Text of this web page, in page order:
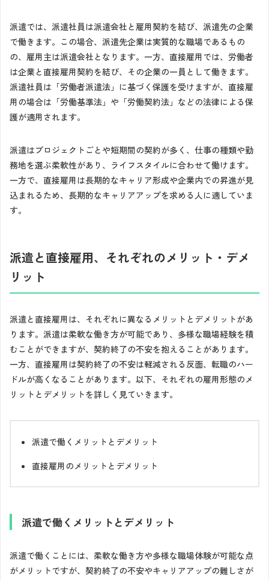
派遣では、派遣社員は派遣会社と雇用契約を結び、派遣先の企業
で働きます。この場合、派遣先企業は実質的な職場であるもの
の、雇用主は派遣会社となります。一方、直接雇用では、労働者
は企業と直接雇用契約を結び、その企業の一員として働きます。
派遣社員は「労働者派遣法」に基づく保護を受けますが、直接雇
用の場合は「労働基準法」や「労働契約法」などの法律による保
護が適用されます。
派遣はプロジェクトごとや短期間の契約が多く、仕事の種類や勤
務地を選ぶ柔軟性があり、ライフスタイルに合わせて働けます。
一方で、直接雇用は長期的なキャリア形成や企業内での昇進が見
込まれるため、長期的なキャリアアップを求める人に適していま
す。
派遣と直接雇用、それぞれのメリット・デメ
リット
派遣と直接雇用は、それぞれに異なるメリットとデメリットがあ
ります。派遣は柔軟な働き方が可能であり、多様な職場経験を積
むことができますが、契約終了の不安を抱えることがあります。
一方、直接雇用は契約終了の不安は軽減される反面、転職のハー
ドルが高くなることがあります。以下、それぞれの雇用形態のメ
リットとデメリットを詳しく見ていきます。
派遣で働くメリットとデメリット
直接雇用のメリットとデメリット
派遣で働くメリットとデメリット
派遣で働くことには、柔軟な働き方や多様な職場体験が可能な点
がメリットですが、契約終了の不安やキャリアアップの難しさが